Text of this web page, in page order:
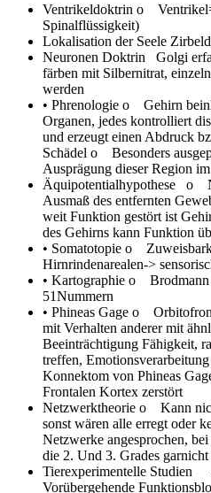
Ventrikeldoktrin o Ventrikel=
Spinalflüssigkeit)
Lokalisation der Seele
Neuronen Doktrin
Golgi
färben mit Silbernitrat,
werden
• Phrenologie o Gehirn
Organen, jedes kontrolliert
und erzeugt einen Abdruck
Schädel o Besonders
Ausprägung dieser Region
Äquipotentialhypothese
o
Ausmaß des entfernten
weit Funktion gestört ist
des Gehirns kann Funktion
• Somatotopie o
Hirnrindenarealen->
• Kartographie o Brodmann
51Nummern
• Phineas Gage o
mit Verhalten anderer mit
Beeinträchtigung Fähigkeit,
treffen,
Konnektom von Phineas
Frontalen Kortex zerstört
Netzwerktheorie o Kann
sonst wären alle erregt oder
Netzwerke angesprochen,
die 2. Und 3. Grades garnicht
Tierexperimentelle Studien
Vorübergehende